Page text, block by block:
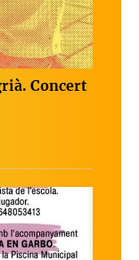
Concert